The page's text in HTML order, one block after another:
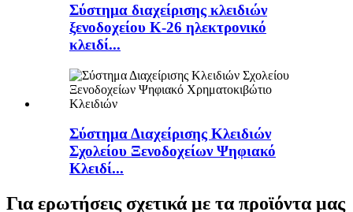
Σύστημα διαχείρισης κλειδιών
ξενοδοχείου K-26 ηλεκτρονικό
κλειδί...
Σύστημα Διαχείρισης Κλειδιών
Σχολείου Ξενοδοχείων Ψηφιακό
Κλειδί...
Για ερωτήσεις σχετικά με τα προϊόντα μας